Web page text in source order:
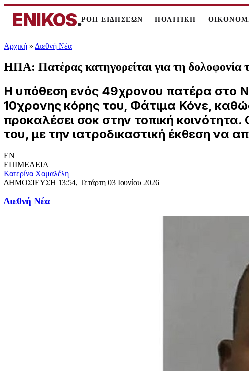
ENIKOS.ΡΟΗ ΕΙΔΗΣΕΩΝ ΠΟΛΙΤΙΚΗ
Αρχική » Διεθνή Νέα
ΗΠΑ: Πατέρας κατηγορείται για τη δολοφονία
Η υπόθεση ενός 49χρονου πατέρα στο
10χρονης κόρης του, Φάτιμα Κόνε,
προκαλέσει σοκ στην τοπική
του, με την ιατροδικαστική έκθεση να
EN
ΕΠΙΜΕΛΕΙΑ
Κατερίνα Χαμαλέλη
ΔΗΜΟΣΙΕΥΣΗ 13:54, Τετάρτη 03 Ιουνίου 2026
Διεθνή Νέα